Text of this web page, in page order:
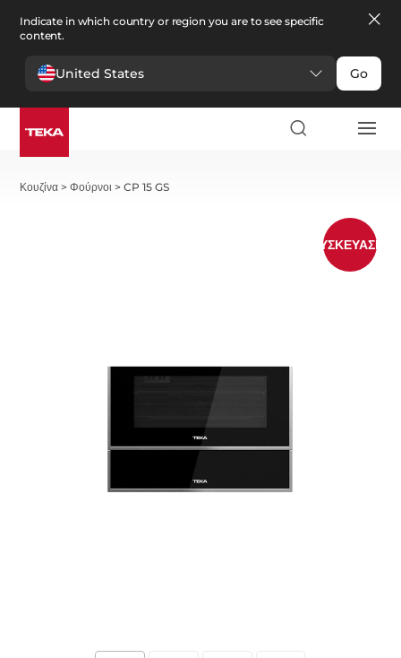
Indicate in which country or region you are to see specific
content.
United States Go
Κουζίνα >Φούρνοι >CP 15 GS
ΣΥΣΚΕΥΑΣΊΑ